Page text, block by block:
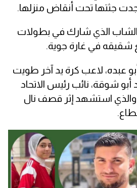
جثتها تحت أنقاض منزلها.
الشاب الذي شارك في بطولات
في غارة جوية.
عبده، لاعب كرة يد آخر طويت
شوقة، نائب رئيس الاتحاد
والذي استشهد إثر قصف نال